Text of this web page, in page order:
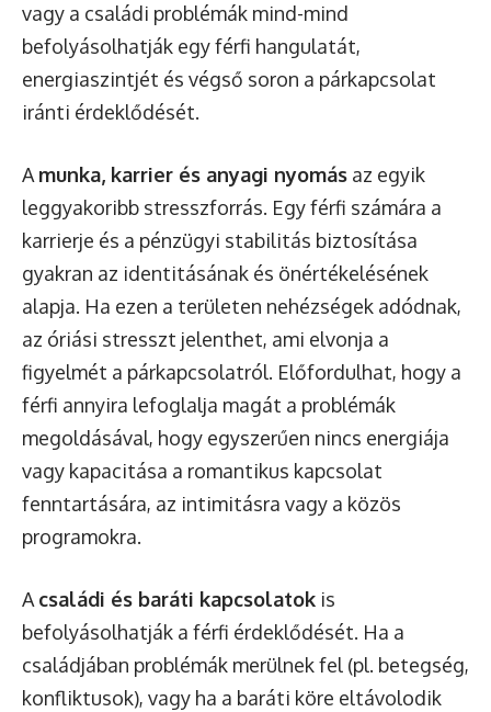
vagy a családi problémák mind-mind
befolyásolhatják egy férfi hangulatát,
energiaszintjét és végső soron a párkapcsolat
iránti érdeklődését.
A munka, karrier és anyagi nyomás az egyik
leggyakoribb stresszforrás. Egy férfi számára a
karrierje és a pénzügyi stabilitás biztosítása
gyakran az identitásának és önértékelésének
alapja. Ha ezen a területen nehézségek adódnak,
az óriási stresszt jelenthet, ami elvonja a
figyelmét a párkapcsolatról. Előfordulhat, hogy a
férfi annyira lefoglalja magát a problémák
megoldásával, hogy egyszerűen nincs energiája
vagy kapacitása a romantikus kapcsolat
fenntartására, az intimitásra vagy a közös
programokra.
A családi és baráti kapcsolatok is
befolyásolhatják a férfi érdeklődését. Ha a
családjában problémák merülnek fel (pl. betegség,
konfliktusok), vagy ha a baráti köre eltávolodik